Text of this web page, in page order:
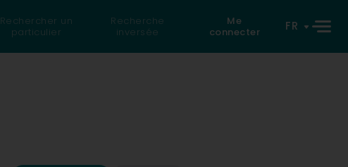
Rechercher un
particulier
Recherche
inversée
Me
connecter
FR